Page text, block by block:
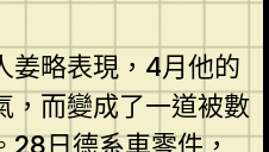
姜略表現，4月他的
，而變成了一道被數